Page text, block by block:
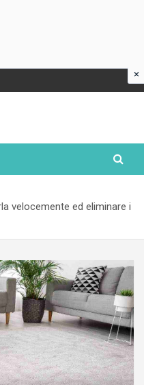
velocemente ed eliminare i
×